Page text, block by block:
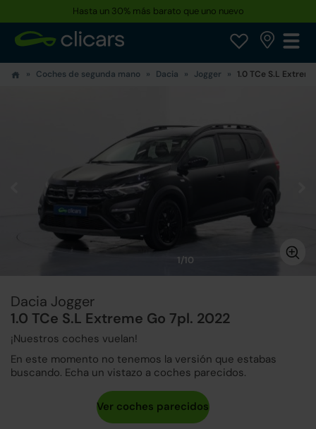
Hasta un 30% más barato que uno nuevo
Coches de segunda mano Dacia Jogger 1.0 TCe S.L
1/10
Dacia Jogger
1.0 TCe S.L Extreme Go 7pl. 2022
¡Nuestros coches vuelan!
En este momento no tenemos la versión que estabas
buscando. Echa un vistazo a coches parecidos.